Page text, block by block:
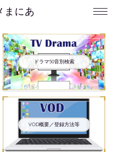
まにあ
ドラマ50音別検索
VOD概要／登録方法等